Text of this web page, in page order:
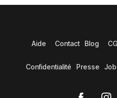
Aide Contact Blog
Confidentialité Presse